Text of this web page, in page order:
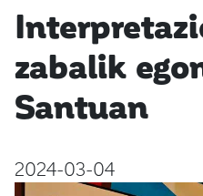
zabalik
Santuan
2024-03-04